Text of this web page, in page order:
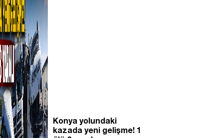
Konya yolundaki
kazada yeni gelişme! 1